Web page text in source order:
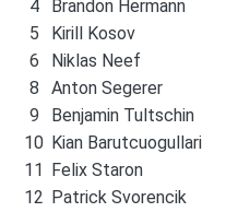
4
Brandon Hermann
5
Kirill Kosov
6
Niklas Neef
8
Anton Segerer
9
Benjamin Tultschin
10 Kian Barutcuogullari
11 Felix Staron
12 Patrick Svorencik